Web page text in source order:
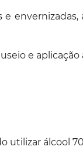
e
e aplicação
utilizar álcool